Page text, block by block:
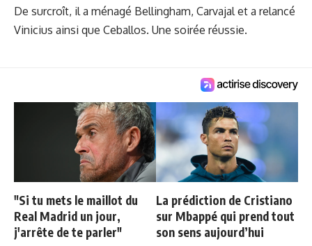
De surcroît, il a ménagé Bellingham, Carvajal et a relancé
Vinicius ainsi que Ceballos. Une soirée réussie.
"Si tu mets le maillot du
Real Madrid un jour,
j'arrête de te parler"
La prédiction de Cristiano
sur Mbappé qui prend tout
son sens aujourd’hui